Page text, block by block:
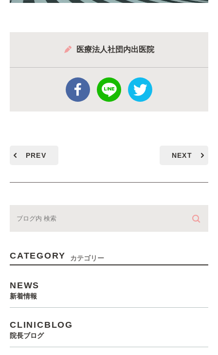
医療法人社団内出医院
PREV NEXT
CATEGORY カテゴリー
NEWS
新着情報
CLINICBLOG
院長ブログ